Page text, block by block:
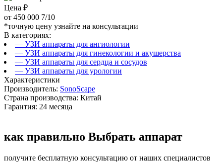
Цена ₽
от 450 000 7/10
*точную цену узнайте на консультации
В категориях:
— УЗИ аппараты для ангиологии
— УЗИ аппараты для гинекологии и акушерства
— УЗИ аппараты для сердца и сосудов
— УЗИ аппараты для урологии
Характеристики
Производитель: SonoScape
Страна производства: Китай
Гарантия: 24 месяца
как правильно Выбрать аппарат
получите бесплатную консультацию от наших специалистов